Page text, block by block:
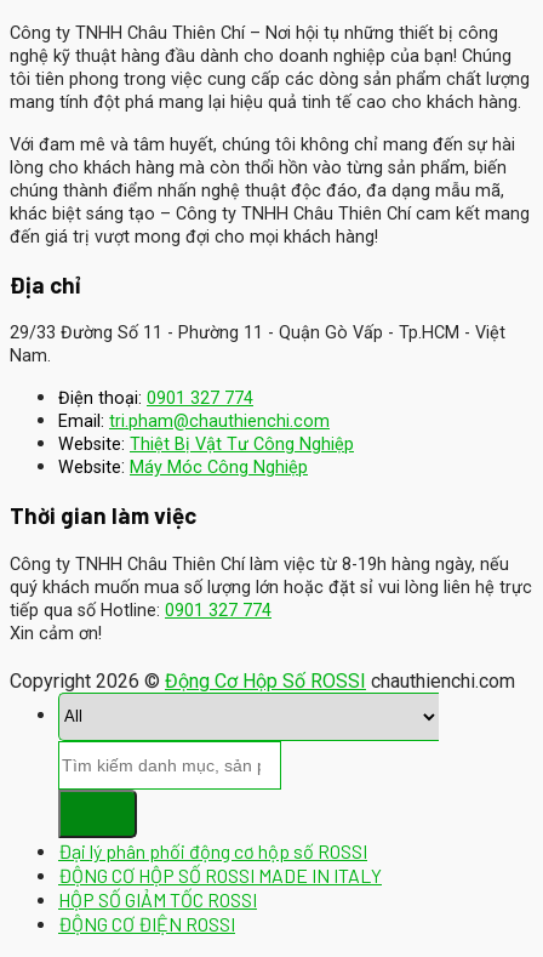
Công ty TNHH Châu Thiên Chí– Nơi hội tụ những thiết bị công
nghệ kỹ thuật hàng đầu dành cho doanh nghiệp của bạn! Chúng
tôi tiên phong trong việc cung cấp các dòng sản phẩm chất lượng
mang tính đột phá mang lại hiệu quả tinh tế cao cho khách hàng.
Với đam mê và tâm huyết, chúng tôi không chỉ mang đến sự hài
lòng cho khách hàng mà còn thổi hồn vào từng sản phẩm, biến
chúng thành điểm nhấn nghệ thuật độc đáo, đa dạng mẫu mã,
khác biệt sáng tạo – Công ty TNHH Châu Thiên Chí cam kết mang
đến giá trị vượt mong đợi cho mọi khách hàng!
Địa chỉ
29/33 Đường Số 11 - Phường 11 - Quận Gò Vấp - Tp.HCM - Việt
Nam.
Điện thoại: 0901 327 774
Email: tri.pham@chauthienchi.com
Website: Thiệt Bị Vật Tư Công Nghiệp
Website: Máy Móc Công Nghiệp
Thời gian làm việc
Công ty TNHH Châu Thiên Chí làm việc từ 8-19h hàng ngày, nếu
quý khách muốn mua số lượng lớn hoặc đặt sỉ vui lòng liên hệ trực
tiếp qua số Hotline: 0901 327 774
Xin cảm ơn!
Copyright 2026 © Động Cơ Hộp Số ROSSI chauthienchi.com
Đại lý phân phối động cơ hộp số ROSSI
ĐỘNG CƠ HỘP SỐ ROSSI MADE IN ITALY
HỘP SỐ GIẢM TỐC ROSSI
ĐỘNG CƠ ĐIỆN ROSSI